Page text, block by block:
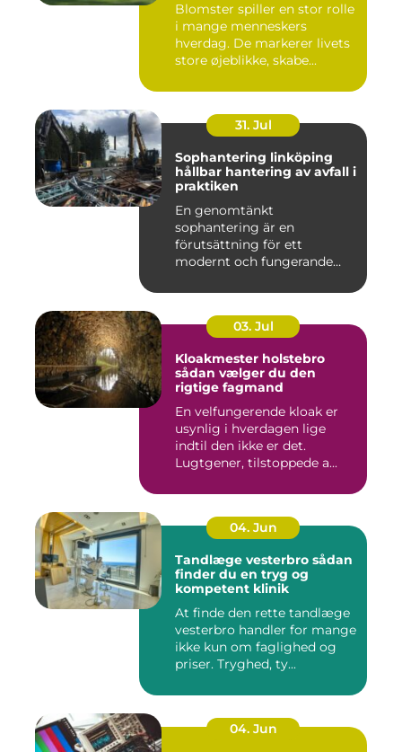
Blomster spiller en stor rolle
i mange menneskers
hverdag. De markerer livets
store øjeblikke, skabe...
31. Jul
Sophantering linköping
hållbar hantering av avfall i
praktiken
En genomtänkt
sophantering är en
förutsättning för ett
modernt och fungerande
03. Jul
Kloakmester holstebro
sådan vælger du den
rigtige fagmand
En velfungerende kloak er
usynlig i hverdagen lige
indtil den ikke er det.
Lugtgener, tilstoppede a...
04. Jun
Tandlæge vesterbro sådan
finder du en tryg og
kompetent klinik
At finde den rette tandlæge
vesterbro handler for mange
ikke kun om faglighed og
priser. Tryghed, ty...
04. Jun